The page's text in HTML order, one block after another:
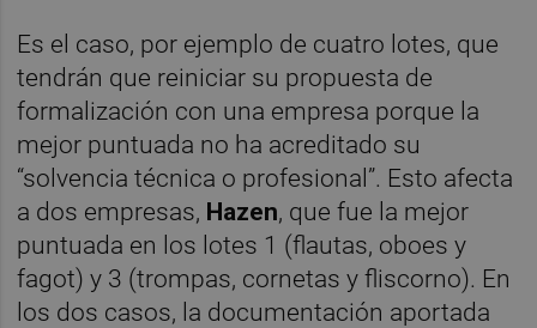
Es el caso, por ejemplo de cuatro lotes, que
tendrán que reiniciar su propuesta de
formalización con una empresa porque la
mejor puntuada no ha acreditado su
“solvencia técnica o profesional”. Esto afecta
a dos empresas, Hazen, que fue la mejor
puntuada en los lotes 1 (flautas, oboes y
fagot) y 3 (trompas, cornetas y fliscorno). En
los dos casos, la documentación aportada